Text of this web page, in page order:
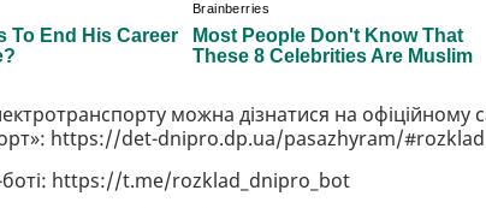
можна дізнатися на офіційному
https://det-dnipro.dp.ua/pasazhyram/#rozklad
https://t.me/rozklad_dnipro_bot